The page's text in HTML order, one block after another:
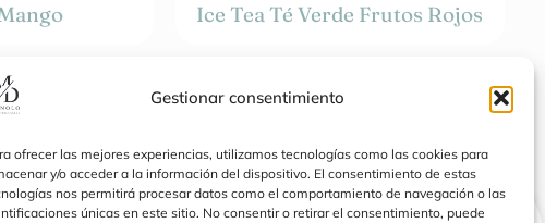
Gestionar consentimiento
ofrecer las mejores experiencias, utilizamos tecnologías como las cookies para
y/o acceder a la información del dispositivo. El consentimiento de estas
nos permitirá procesar datos como el comportamiento de navegación o las
únicas en este sitio. No consentir o retirar el consentimiento, puede
Ice Tea Té Verde Frutos Rojos